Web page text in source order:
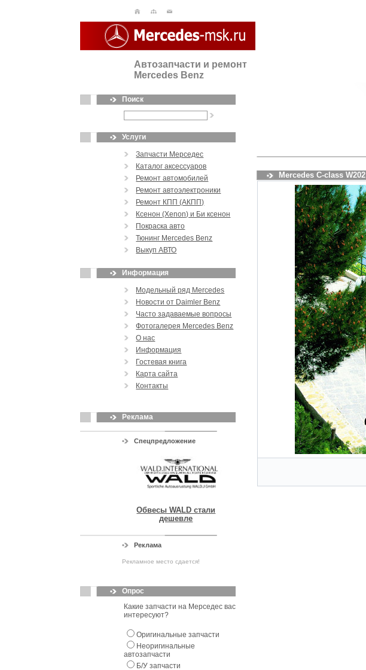
Автозапчасти и ремонт
Mercedes Benz
Поиск
Услуги
Запчасти Мерседес
Каталог аксессуаров
Ремонт автомобилей
Ремонт автоэлектроники
Ремонт КПП (АКПП)
Ксенон (Xenon) и Би ксенон
Покраска авто
Тюнинг Mercedes Benz
Выкуп АВТО
Информация
Модельный ряд Mercedes
Новости от Daimler Benz
Часто задаваемые вопросы
Фотогалерея Mercedes Benz
О нас
Информация
Гостевая книга
Карта сайта
Контакты
Реклама
Спецпредложение
Обвесы WALD стали
дешевле
Реклама
Рекламное место сдается!
Опрос
Какие запчасти на Мерседес вас
интересуют?
Оригинальные запчасти
Неоригинальные
автозапчасти
Б/У запчасти
Mercedes C-class W202